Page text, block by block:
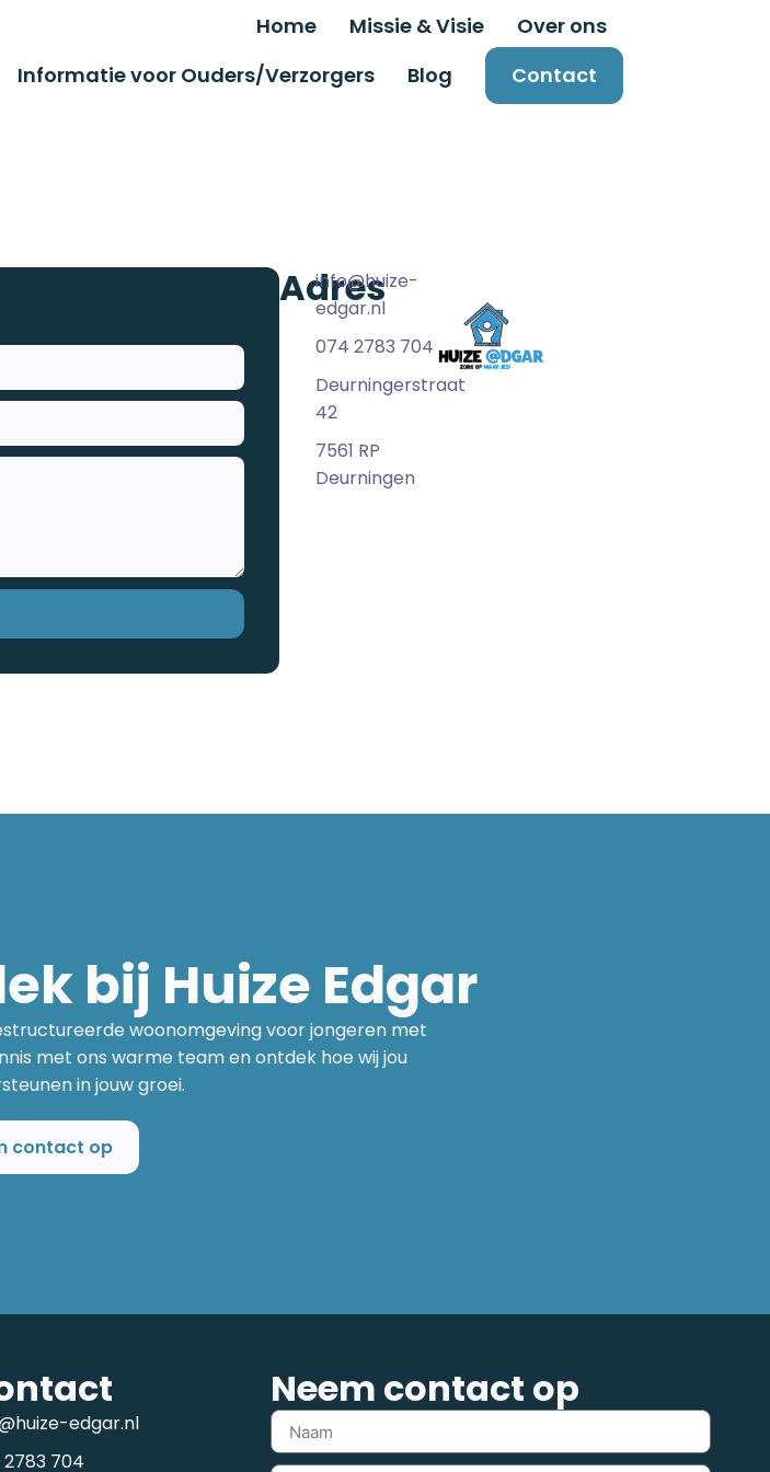
Home Missie & Visie
Over ons
Informatie voor Ouders/Verzorgers
Blog Contact
Adres
info@huize-
edgar.nl
074 2783 704
Deurningerstraat
42
7561 RP
Deurningen
bij Huize Edgar
woonomgeving voor jongeren met
met ons warme team en ontdek hoe wij jou
in jouw groei.
contact op
edgar.nl
704
Neem contact op